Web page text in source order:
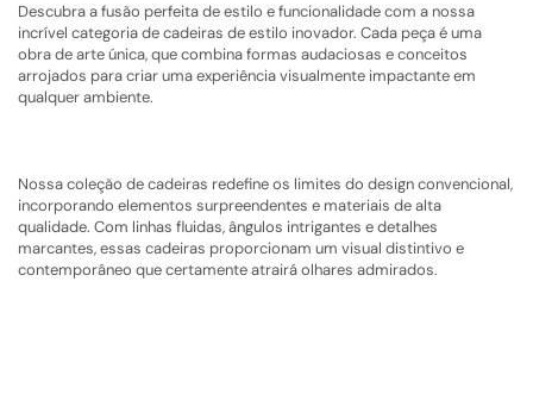
Descubra a fusão perfeita de estilo e funcionalidade com a nossa
incrível categoria de cadeiras de estilo inovador. Cada peça é uma
obra de arte única, que combina formas audaciosas e conceitos
arrojados para criar uma experiência visualmente impactante em
qualquer ambiente.
Nossa coleção de cadeiras redefine os limites do design convencional,
incorporando elementos surpreendentes e materiais de alta
qualidade. Com linhas fluidas, ângulos intrigantes e detalhes
marcantes, essas cadeiras proporcionam um visual distintivo e
contemporâneo que certamente atrairá olhares admirados.